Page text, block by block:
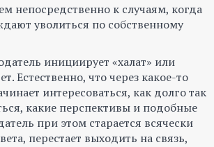
непосредственно к случаям, когда
уволиться по собственному
инициирует «халат» или
Естественно, что через какое-то
интересоваться, как долго так
какие перспективы и подобные
при этом старается всячески
перестает выходить на связь,